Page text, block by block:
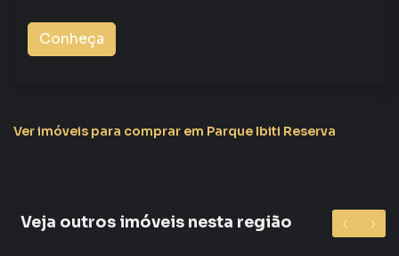
Conheça
Ver imóveis para comprar em Parque Ibiti Reserva
Veja outros imóveis nesta região